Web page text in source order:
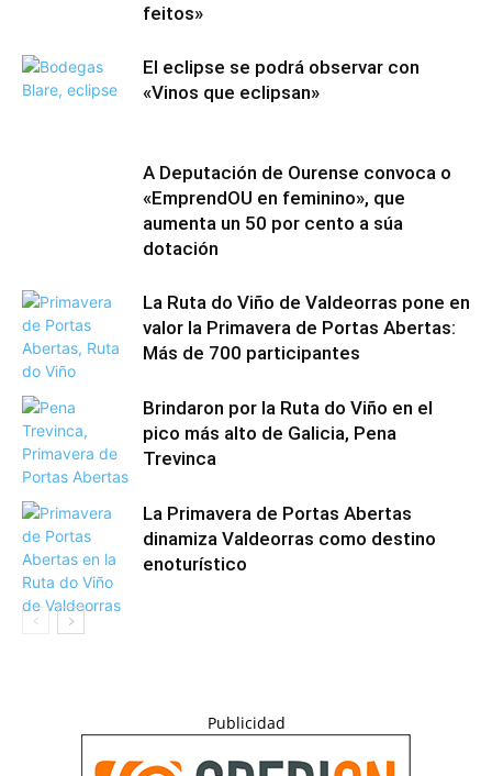
feitos»
El eclipse se podrá observar con
«Vinos que eclipsan»
A Deputación de Ourense convoca o
«EmprendOU en feminino», que
aumenta un 50 por cento a súa
dotación
La Ruta do Viño de Valdeorras pone en
valor la Primavera de Portas Abertas:
Más de 700 participantes
Brindaron por la Ruta do Viño en el
pico más alto de Galicia, Pena
Trevinca
La Primavera de Portas Abertas
dinamiza Valdeorras como destino
enoturístico
Publicidad